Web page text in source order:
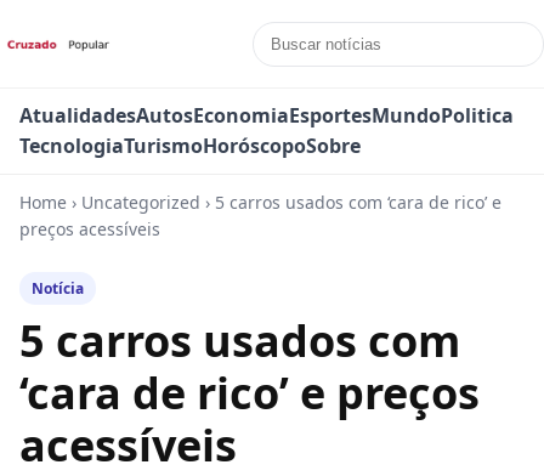
AtualidadesAutosEconomiaEsportesMundoPolitica
TecnologiaTurismoHoróscopoSobre
Home › Uncategorized › 5 carros usados com ‘cara de rico’ e
preços acessíveis
Notícia
5 carros usados com
‘cara de rico’ e preços
acessíveis